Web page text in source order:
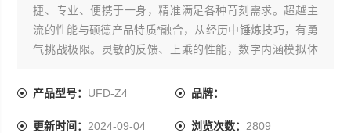
捷、专业、便携于一身，精准满足各种苛刻需求。超越主
流的性能与硕德产品特质*融合，从经历中锤炼技巧，有勇
气挑战极限。灵敏的反馈、上乘的性能，数字内涵模拟体
您想法而动。Z系列超声波探伤仪更像是一款披着便携外衣
产品型号： UFD-Z4 品牌：
更新时间： 2024-09-04 浏览次数： 2809